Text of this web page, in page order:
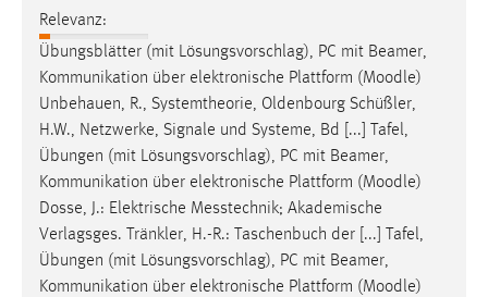
Relevanz:
Übungsblätter (mit Lösungsvorschlag), PC mit Beamer,
Kommunikation über elektronische Plattform (Moodle)
Unbehauen, R., Systemtheorie, Oldenbourg Schüßler,
H.W., Netzwerke, Signale und Systeme, Bd [...] Tafel,
Übungen (mit Lösungsvorschlag), PC mit Beamer,
Kommunikation über elektronische Plattform (Moodle)
Dosse, J.: Elektrische Messtechnik; Akademische
Verlagsges. Tränkler, H.-R.: Taschenbuch der [...] Tafel,
Übungen (mit Lösungsvorschlag), PC mit Beamer,
Kommunikation über elektronische Plattform (Moodle)